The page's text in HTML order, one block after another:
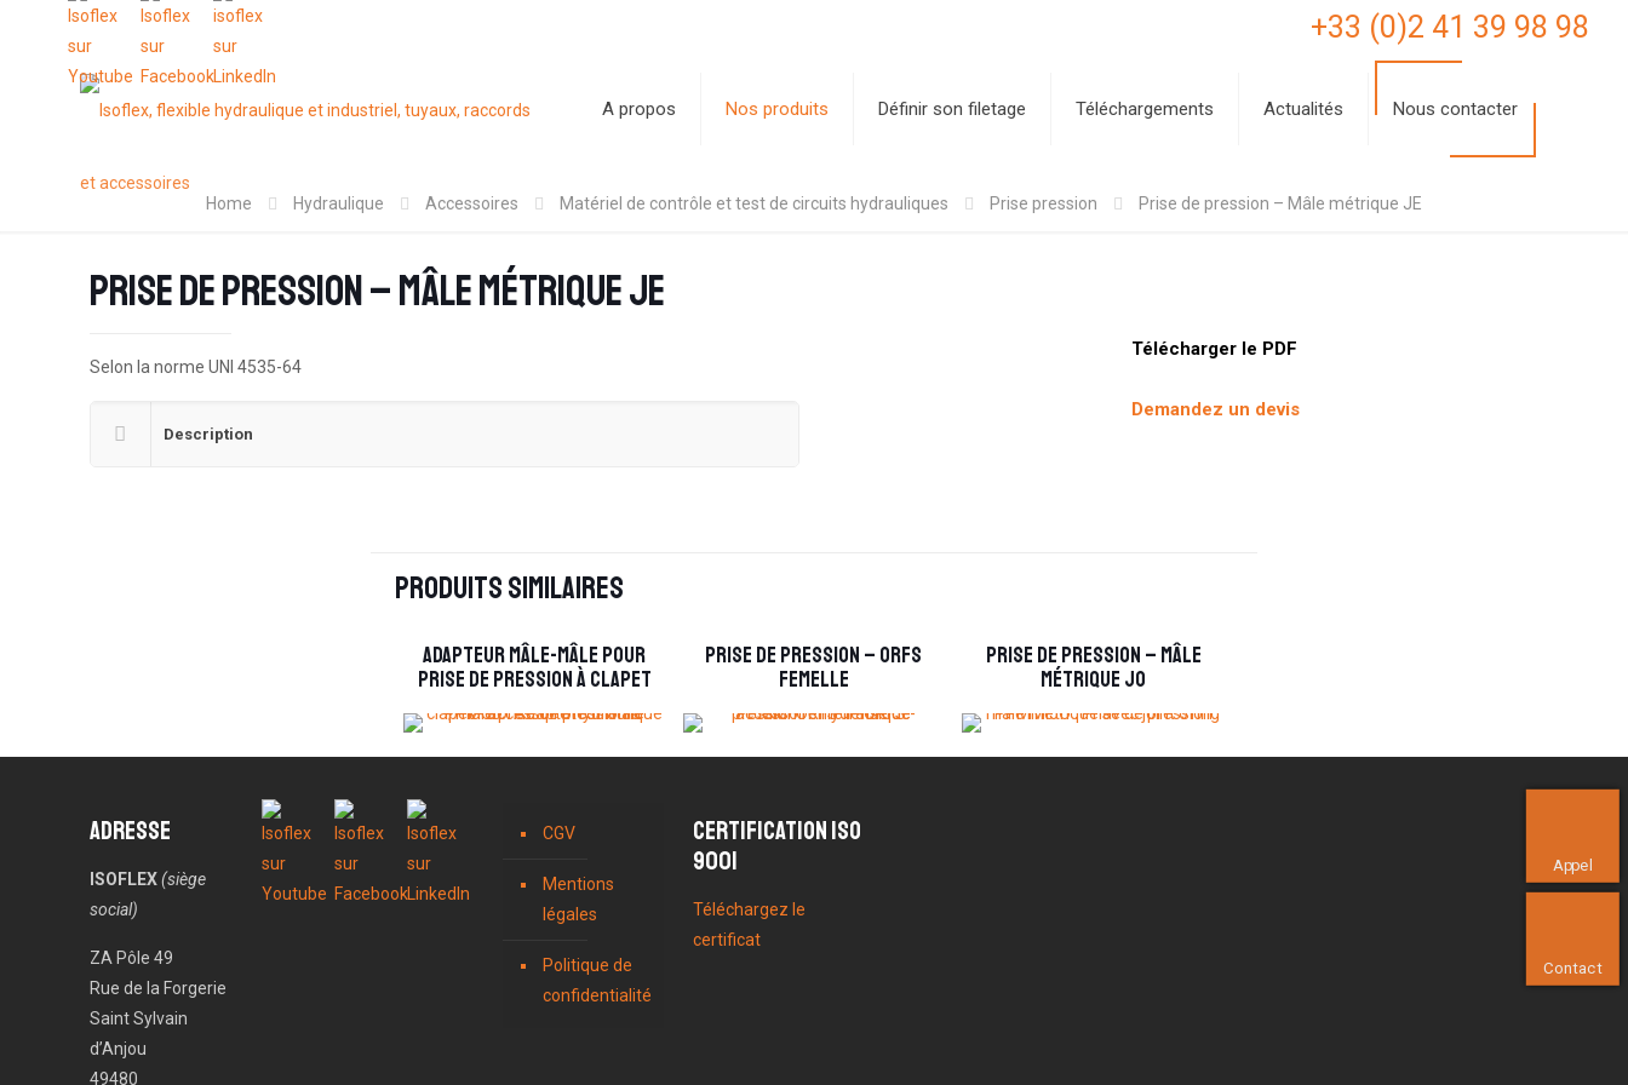
+33 (0)2 41 39 98 98
A propos Nos produits Définir son filetage Téléchargements Actualités Nous contacter
Home Hydraulique Accessoires Matériel de contrôle et test de circuits hydrauliques Prise pression Prise de pression – Mâle métrique JE
Télécharger le PDF
Demandez un devis
Prise de pression – Mâle métrique JE
Selon la norme UNI 4535-64
Description
Produits similaires
Adapteur mâle-mâle pour
prise de pression à clapet
Prise de pression – ORFS
femelle
Prise de pression – Mâle
métrique JO
Adresse
ISOFLEX(siège
social)
ZA Pôle 49
Rue de la Forgerie
Saint Sylvain
d’Anjou
49480
CGV
Mentions
légales
Politique de
confidentialité
Certification ISO
9001
Téléchargez le
certificat
Appel
Contact